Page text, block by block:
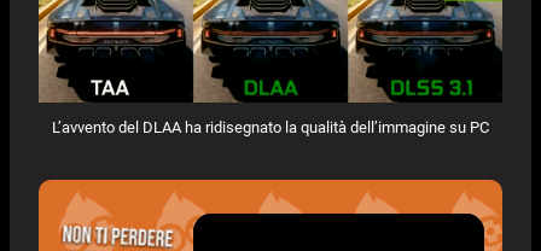
L’avvento del DLAA ha ridisegnato la qualità dell’immagine su PC